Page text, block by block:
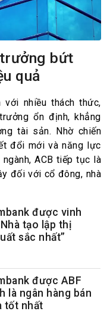
bứt
quả
nhiều thách thức,
ổn định, khẳng
tài sản. Nhờ chiến
đổi mới và năng lực
ACB tiếp tục là
đối với cổ đông, nhà
được vinh
tạo lập thị
sắc nhất”
được ABF
là ngân hàng bán
tốt nhất